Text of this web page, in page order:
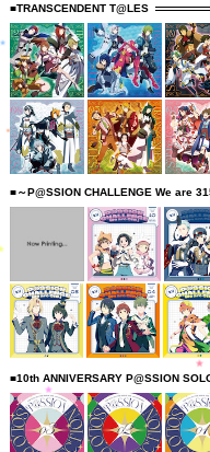
■TRANSCENDENT T@LES
■～P@SSION CHALLENGE We are
■10th ANNIVERSARY P@SSION